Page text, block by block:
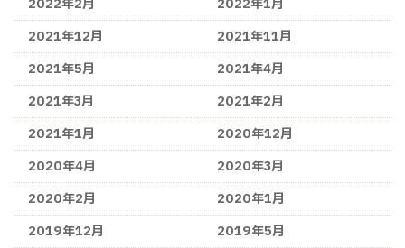
2022年2月
2022年1月
2021年12月
2021年11月
2021年5月
2021年4月
2021年3月
2021年2月
2021年1月
2020年12月
2020年4月
2020年3月
2020年2月
2020年1月
2019年12月
2019年5月